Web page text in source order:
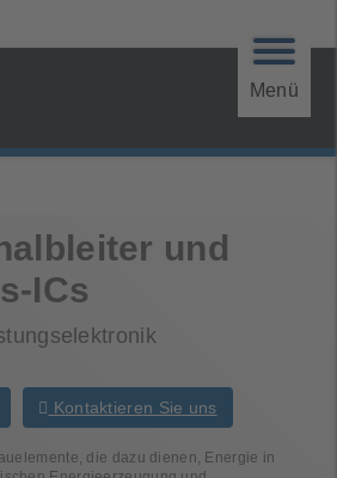
Menü
und
ICs
Kontaktieren Sie uns
die dazu dienen, Energie in